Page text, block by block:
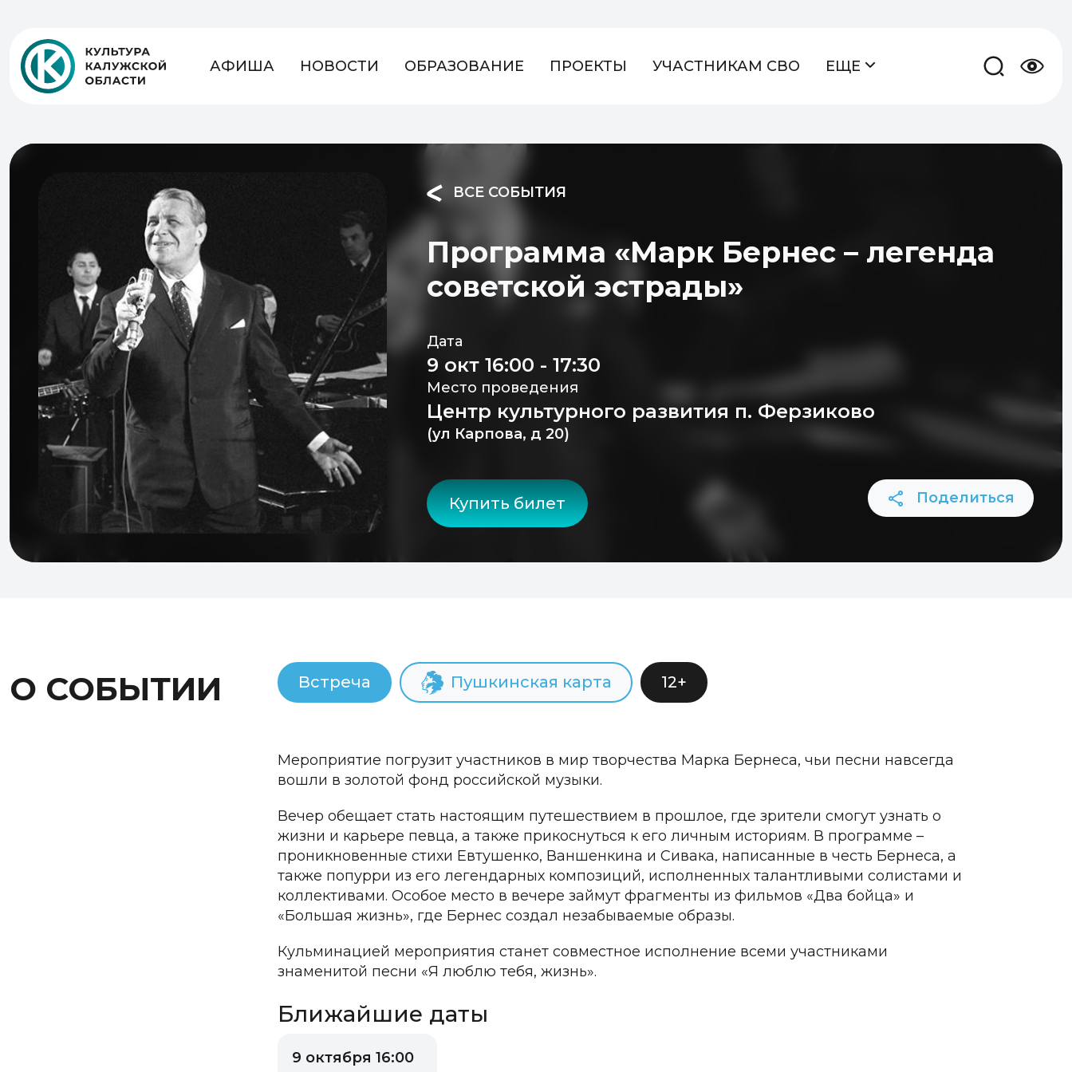
АФИША НОВОСТИ ОБРАЗОВАНИЕ ПРОЕКТЫ УЧАСТНИКАМ СВО ЕЩЕ
ВСЕ СОБЫТИЯ
Программа «Марк Бернес – легенда
советской эстрады»
Дата
9 окт 16:00 - 17:30
Место проведения
Центр культурного развития п. Ферзиково
(ул Карпова, д 20)
Купить билет Поделиться
О СОБЫТИИ Встреча Пушкинская карта 12+
Мероприятие погрузит участников в мир творчества Марка Бернеса, чьи песни навсегда
вошли в золотой фонд российской музыки.
Вечер обещает стать настоящим путешествием в прошлое, где зрители смогут узнать о
жизни и карьере певца, а также прикоснуться к его личным историям. В программе –
проникновенные стихи Евтушенко, Ваншенкина и Сивака, написанные в честь Бернеса, а
также попурри из его легендарных композиций, исполненных талантливыми солистами и
коллективами. Особое место в вечере займут фрагменты из фильмов «Два бойца» и
«Большая жизнь», где Бернес создал незабываемые образы.
Кульминацией мероприятия станет совместное исполнение всеми участниками
знаменитой песни «Я люблю тебя, жизнь».
Ближайшие даты
9 октября 16:00